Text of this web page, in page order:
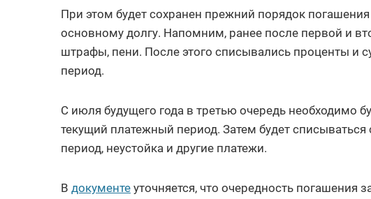
При этом будет сохранен прежний порядок
основному долгу. Напомним, ранее после первой и
штрафы, пени. После этого списывались проценты и
период.
С июля будущего года в третью очередь необходимо
текущий платежный период. Затем будет
период, неустойка и другие платежи.
В документе уточняется, что очередность